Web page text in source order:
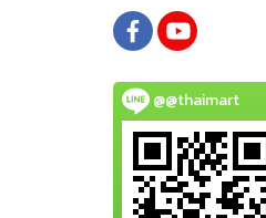
@@thaimart